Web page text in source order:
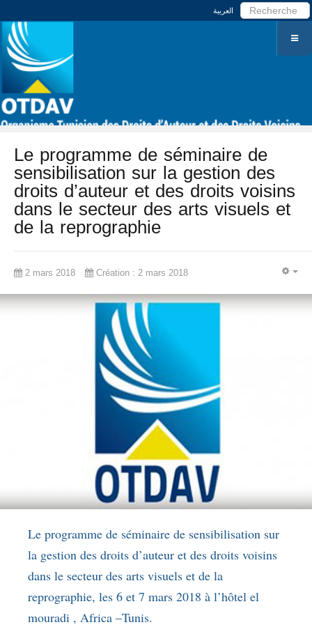
العربية
Le programme de séminaire de
sensibilisation sur la gestion des
droits d’auteur et des droits voisins
dans le secteur des arts visuels et
de la reprographie
2 mars 2018 Création : 2 mars 2018
Le programme de séminaire de sensibilisation sur
la gestion des droits d’auteur et des droits voisins
dans le secteur des arts visuels et de la
reprographie, les 6 et 7 mars 2018 à l’hôtel el
mouradi , Africa –Tunis.